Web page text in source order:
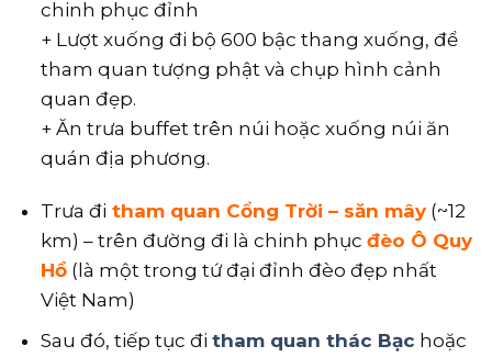
chinh phục đỉnh
+ Lượt xuống đi bộ 600 bậc thang xuống, để
tham quan tượng phật và chụp hình cảnh
quan đẹp.
+ Ăn trưa buffet trên núi hoặc xuống núi ăn
quán địa phương.
Trưa đi tham quan Cổng Trời – săn mây (~12
km) – trên đường đi là chinh phụcđèo Ô Quy
Hồ (là một trong tứ đại đỉnh đèo đẹp nhất
Việt Nam)
Sau đó, tiếp tục đitham quan thác Bạc hoặc